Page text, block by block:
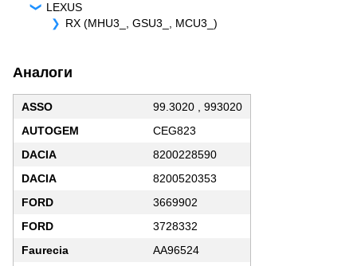
LEXUS
RX (MHU3_, GSU3_, MCU3_)
Аналоги
ASSO
99.3020 , 993020
AUTOGEM
CEG823
DACIA
8200228590
DACIA
8200520353
FORD
3669902
FORD
3728332
Faurecia
AA96524